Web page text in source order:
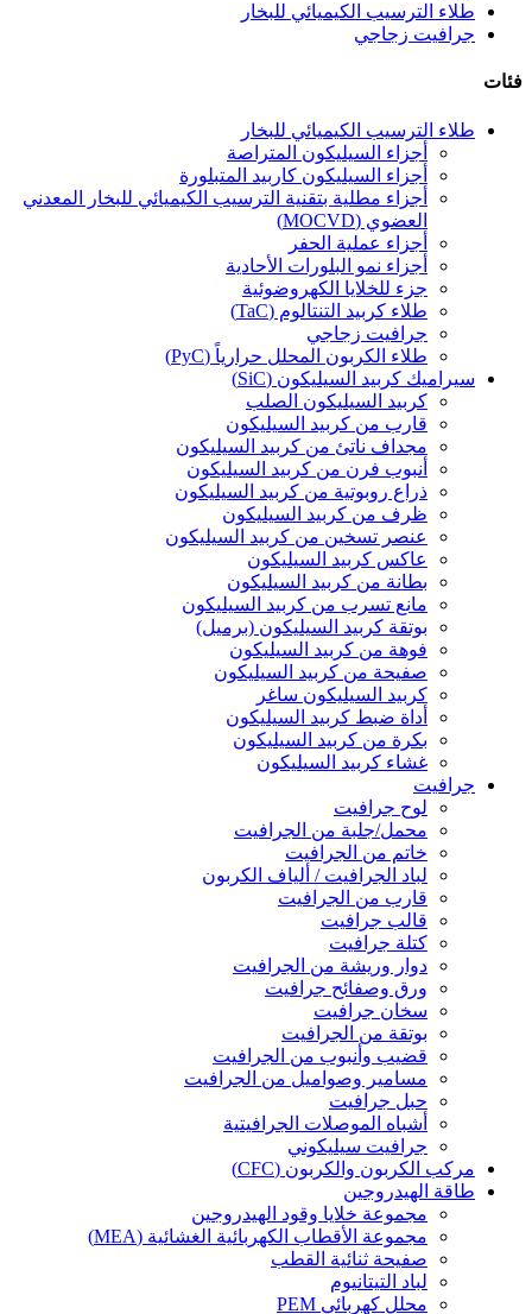
طلاء الترسيب الكيميائي للبخار
جرافيت زجاجي
فئات
طلاء الترسيب الكيميائي للبخار
أجزاء السيليكون المتراصة
أجزاء السيليكون كاربيد المتبلورة
أجزاء مطلية بتقنية الترسيب الكيميائي للبخار المعدني
العضوي (MOCVD)
أجزاء عملية الحفر
أجزاء نمو البلورات الأحادية
جزء للخلايا الكهروضوئية
طلاء كربيد التنتالوم (TaC)
جرافيت زجاجي
طلاء الكربون المحلل حرارياً (PyC)
سيراميك كربيد السيليكون (SiC)
كربيد السيليكون الصلب
قارب من كربيد السيليكون
مجداف ناتئ من كربيد السيليكون
أنبوب فرن من كربيد السيليكون
ذراع روبوتية من كربيد السيليكون
ظرف من كربيد السيليكون
عنصر تسخين من كربيد السيليكون
عاكس كربيد السيليكون
بطانة من كربيد السيليكون
مانع تسرب من كربيد السيليكون
بوتقة كربيد السيليكون (برميل)
فوهة من كربيد السيليكون
صفيحة من كربيد السيليكون
كربيد السيليكون ساغر
أداة ضبط كربيد السيليكون
بكرة من كربيد السيليكون
غشاء كربيد السيليكون
جرافيت
لوح جرافيت
محمل/جلبة من الجرافيت
خاتم من الجرافيت
لباد الجرافيت / ألياف الكربون
قارب من الجرافيت
قالب جرافيت
كتلة جرافيت
دوار وريشة من الجرافيت
ورق وصفائح جرافيت
سخان جرافيت
بوتقة من الجرافيت
قضيب وأنبوب من الجرافيت
مسامير وصواميل من الجرافيت
حبل جرافيت
أشباه الموصلات الجرافيتية
جرافيت سيليكوني
مركب الكربون والكربون (CFC)
طاقة الهيدروجين
مجموعة خلايا وقود الهيدروجين
مجموعة الأقطاب الكهربائية الغشائية (MEA)
صفيحة ثنائية القطب
لباد التيتانيوم
محلل كهربائي PEM